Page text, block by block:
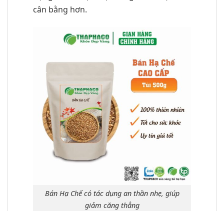
cân bằng hơn.
Bán Hạ Chế có tác dụng an thần nhẹ, giúp
giảm căng thẳng